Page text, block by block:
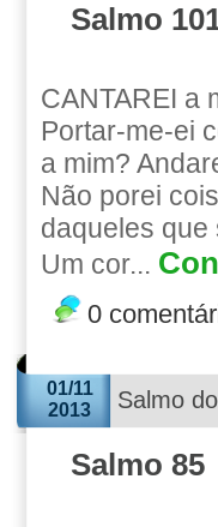
Salmo
CANTAREI a
Portar-me-ei
a mim?
Não porei
daqueles que
Um cor...
0
01/11
2013
Salmo
Salmo 85